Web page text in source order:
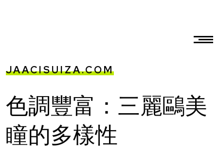
JAACISUIZA.COM
色調豐富：三麗鷗美
瞳的多樣性